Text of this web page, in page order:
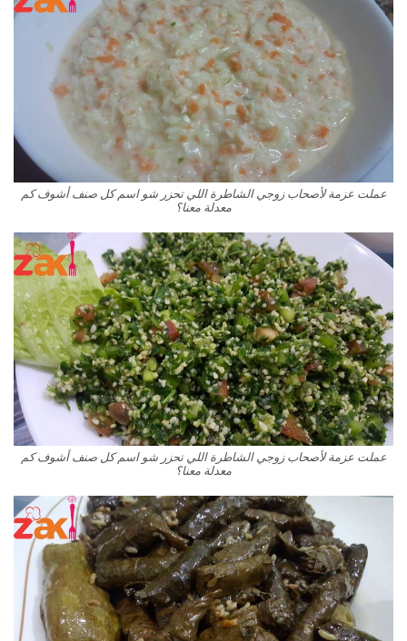
عملت عزمة لأصحاب زوجي الشاطرة اللي تحزر شو اسم كل صنف أشوف كم
معدلة معنا؟
عملت عزمة لأصحاب زوجي الشاطرة اللي تحزر شو اسم كل صنف أشوف كم
معدلة معنا؟